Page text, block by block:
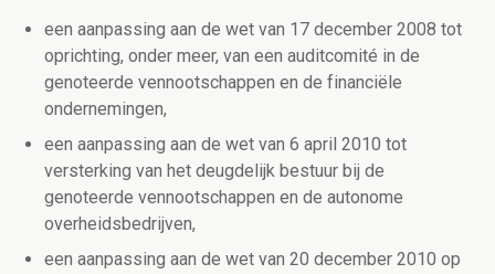
een aanpassing aan de wet van 17 december 2008 tot
oprichting, onder meer, van een auditcomité in de
genoteerde vennootschappen en de financiële
ondernemingen,
een aanpassing aan de wet van 6 april 2010 tot
versterking van het deugdelijk bestuur bij de
genoteerde vennootschappen en de autonome
overheidsbedrijven,
een aanpassing aan de wet van 20 december 2010 op